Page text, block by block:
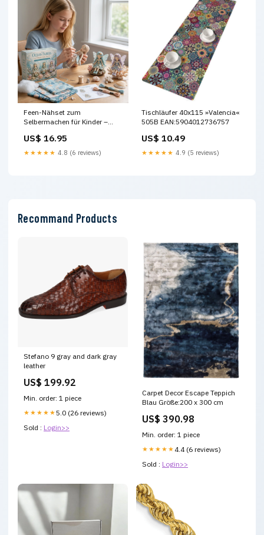
Feen-Nähset zum
Selbermachen für Kinder –
Feenpuppen mit Stoff,
Zubehör und Anleitung New
US$ 16.95
★★★★★ 4.8 (6 reviews)
Tischläufer 40x115 »Valencia«
505B EAN:5904012736757
US$ 10.49
★★★★★ 4.9 (5 reviews)
Recommand Products
Stefano 9 gray and dark gray
leather
US$ 199.92
Min. order: 1 piece
★★★★★5.0 (26 reviews)
Sold : Login>>
Carpet Decor Escape Teppich
Blau Größe:200 x 300 cm
US$ 390.98
Min. order: 1 piece
★★★★★ 4.4 (6 reviews)
Sold : Login>>